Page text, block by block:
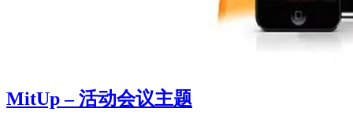
MitUp – 活动会议主题